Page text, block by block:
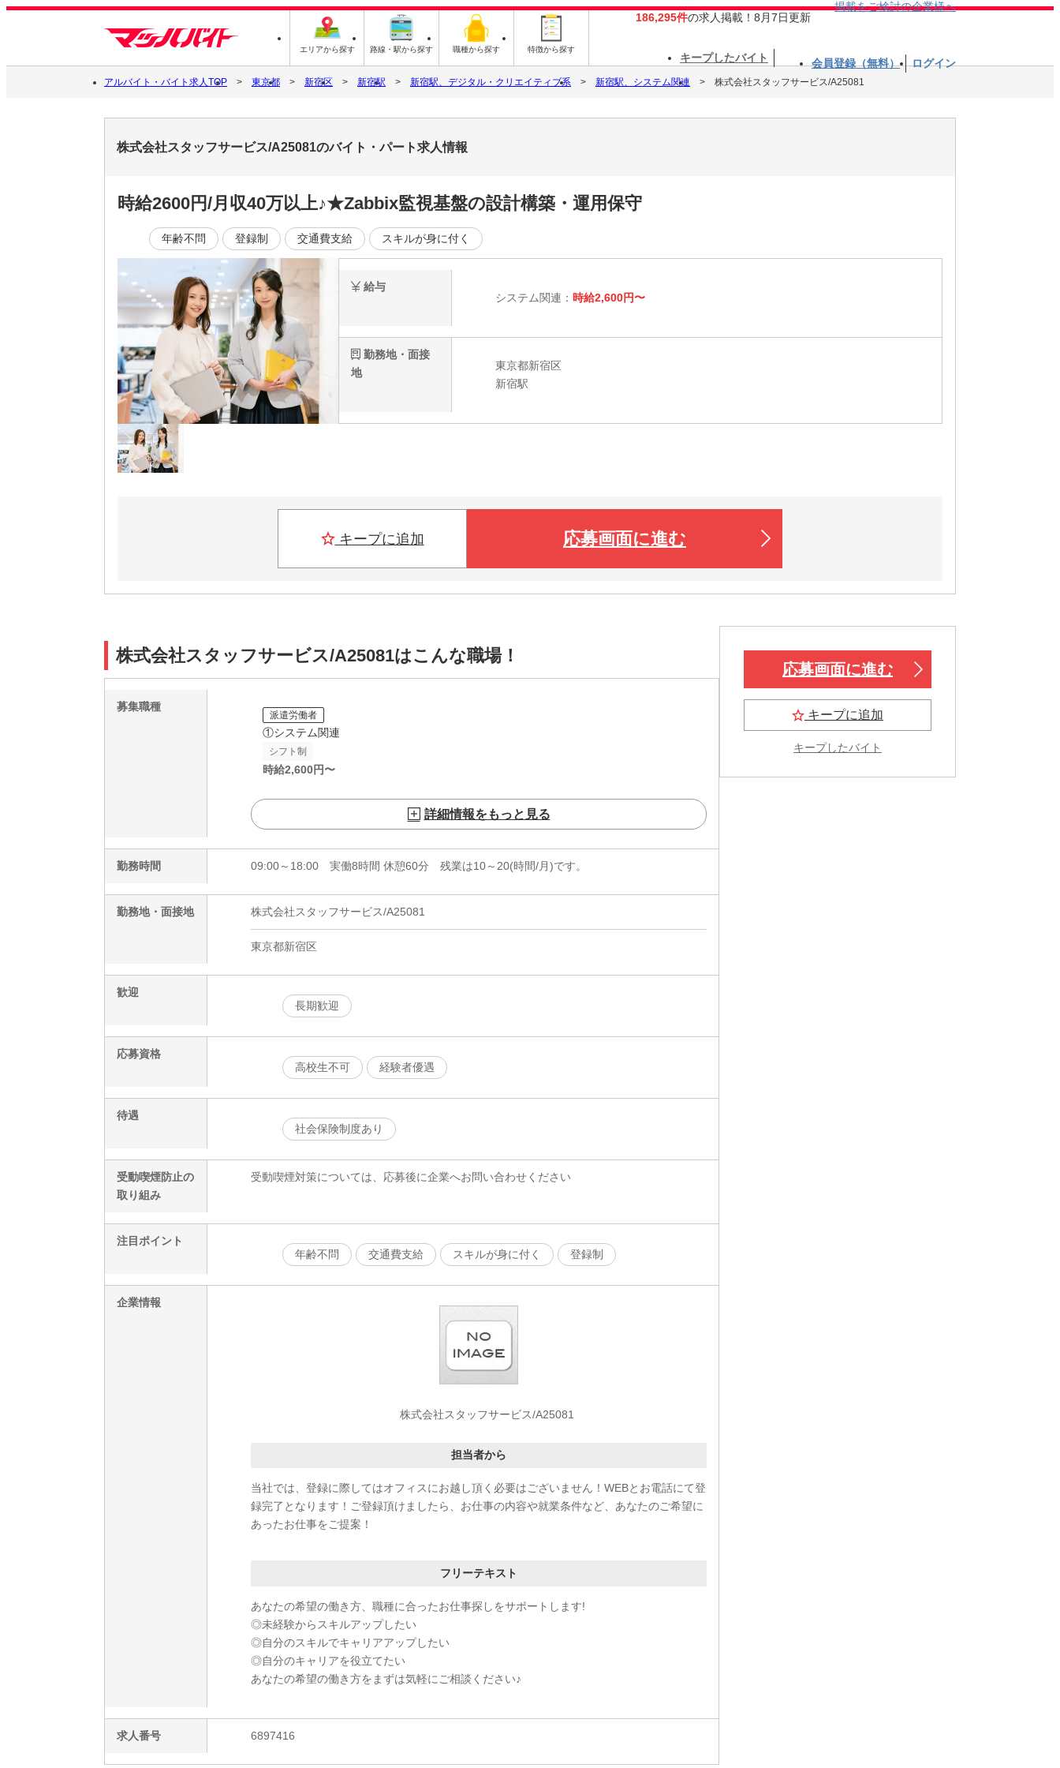
エリアから探す 路線・駅から探す 職種から探す 特徴から探す
186,295件の求人掲載！8月7日更新
掲載をご検討の企業様へ
キープしたバイト 会員登録（無料） ログイン
アルバイト・バイト求人TOP 東京都 新宿区 新宿駅 新宿駅、デジタル・クリエイティブ系 新宿駅、システム関連 株式会社スタッフサービス/A25081
株式会社スタッフサービス/A25081のバイト・パート求人情報
時給2600円/月収40万以上♪★Zabbix監視基盤の設計構築・運用保守
年齢不問 登録制 交通費支給 スキルが身に付く
給与
システム関連： 時給2,600円〜
勤務地・面接
地
東京都新宿区
新宿駅
キープに追加 応募画面に進む
株式会社スタッフサービス/A25081はこんな職場！
募集職種
派遣労働者
①システム関連
シフト制
時給2,600円〜
詳細情報をもっと見る
勤務時間 09:00～18:00 実働8時間 休憩60分 残業は10～20(時間/月)です。
勤務地・面接地 株式会社スタッフサービス/A25081
東京都新宿区
歓迎
長期歓迎
応募資格
高校生不可
経験者優遇
待遇
社会保険制度あり
受動喫煙防止の
取り組み
受動喫煙対策については、応募後に企業へお問い合わせください
注目ポイント
年齢不問
交通費支給 スキルが身に付く 登録制
企業情報
株式会社スタッフサービス/A25081
担当者から
当社では、登録に際してはオフィスにお越し頂く必要はございません！WEBとお電話にて登
録完了となります！ご登録頂けましたら、お仕事の内容や就業条件など、あなたのご希望に
あったお仕事をご提案！
フリーテキスト
あなたの希望の働き方、職種に合ったお仕事探しをサポートします!
◎未経験からスキルアップしたい
◎自分のスキルでキャリアアップしたい
◎自分のキャリアを役立てたい
あなたの希望の働き方をまずは気軽にご相談ください♪
求人番号 6897416
応募画面に進む
キープに追加
キープしたバイト